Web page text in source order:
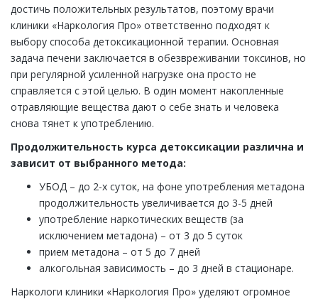
достичь положительных результатов, поэтому врачи
клиники «Наркология Про» ответственно подходят к
выбору способа детоксикационной терапии. Основная
задача печени заключается в обезвреживании токсинов, но
при регулярной усиленной нагрузке она просто не
справляется с этой целью. В один момент накопленные
отравляющие вещества дают о себе знать и человека
снова тянет к употреблению.
Продолжительность курса детоксикации различна и
зависит от выбранного метода:
УБОД – до 2-х суток, на фоне употребления метадона
продолжительность увеличивается до 3-5 дней
употребление наркотических веществ (за
исключением метадона) – от 3 до 5 суток
прием метадона – от 5 до 7 дней
алкогольная зависимость – до 3 дней в стационаре.
Наркологи клиники «Наркология Про» уделяют огромное